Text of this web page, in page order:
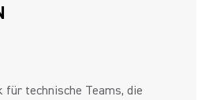
für technische Teams, die